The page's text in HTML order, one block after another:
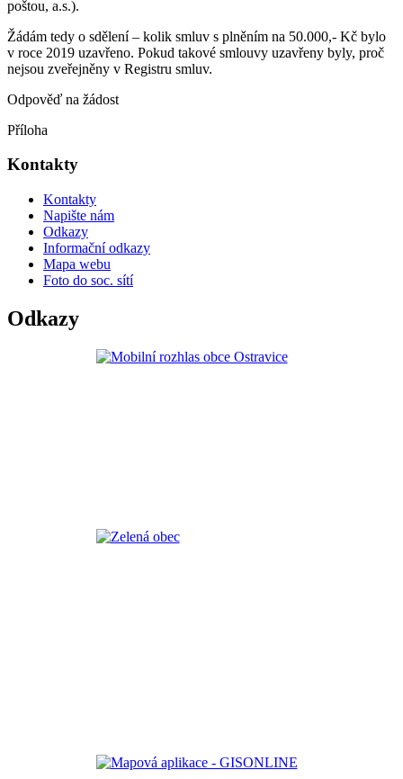
poštou, a.s.).
Žádám tedy o sdělení – kolik smluv s plněním na 50.000,- Kč bylo
v roce 2019 uzavřeno. Pokud takové smlouvy uzavřeny byly, proč
nejsou zveřejněny v Registru smluv.
Odpověď na žádost
Příloha
Kontakty
Kontakty
Napište nám
Odkazy
Informační odkazy
Mapa webu
Foto do soc. sítí
Odkazy